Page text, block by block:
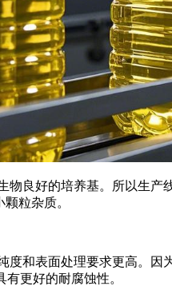
好的培养基。所以生产
粒杂质。
表面处理要求更高。因
更好的耐腐蚀性。